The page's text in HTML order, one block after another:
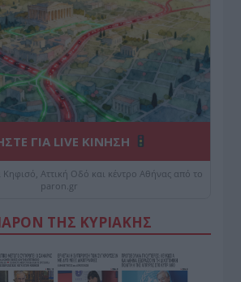
ΓΙΑ LIVE ΚΙΝΗΣΗ
Αττική Οδό και κέντρο Αθήνας από το
paron.gr
ΤΗΣ ΚΥΡΙΑΚΗΣ